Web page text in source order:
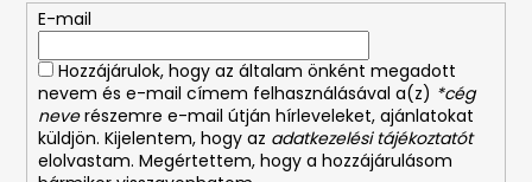
E-mail
Hozzájárulok, hogy az általam önként megadott
nevem és e-mail címem felhasználásával a(z) *cég
neverészemre e-mail útján hírleveleket, ajánlatokat
küldjön. Kijelentem, hogy az adatkezelési tájékoztatót
elolvastam. Megértettem, hogy a hozzájárulásom